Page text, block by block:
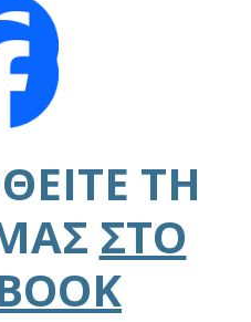
ΤΗ
ΣΤΟ